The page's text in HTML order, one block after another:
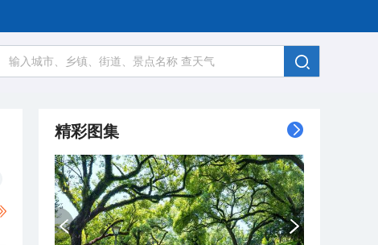
精彩图集